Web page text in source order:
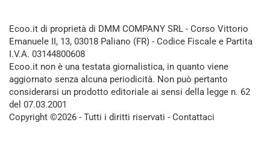
Ecoo.it di proprietà di DMM COMPANY SRL - Corso Vittorio
Emanuele II, 13, 03018 Paliano (FR) - Codice Fiscale e Partita
I.V.A. 03144800608
Ecoo.it non è una testata giornalistica, in quanto viene
aggiornato senza alcuna periodicità. Non può pertanto
considerarsi un prodotto editoriale ai sensi della legge n. 62
del 07.03.2001
Copyright ©2026 - Tutti i diritti riservati - Contattaci